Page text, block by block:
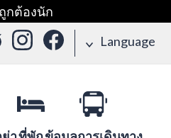
กต้องนัก
Language